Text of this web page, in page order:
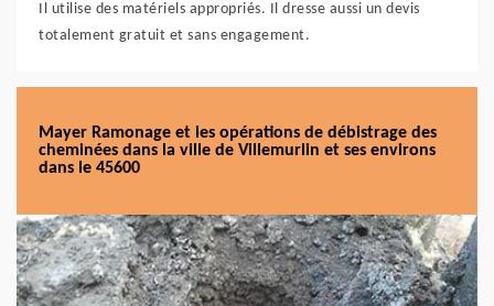
Il utilise des matériels appropriés. Il dresse aussi un devis
totalement gratuit et sans engagement.
Mayer Ramonage et les opérations de débistrage des
cheminées dans la ville de Villemurlin et ses environs
dans le 45600